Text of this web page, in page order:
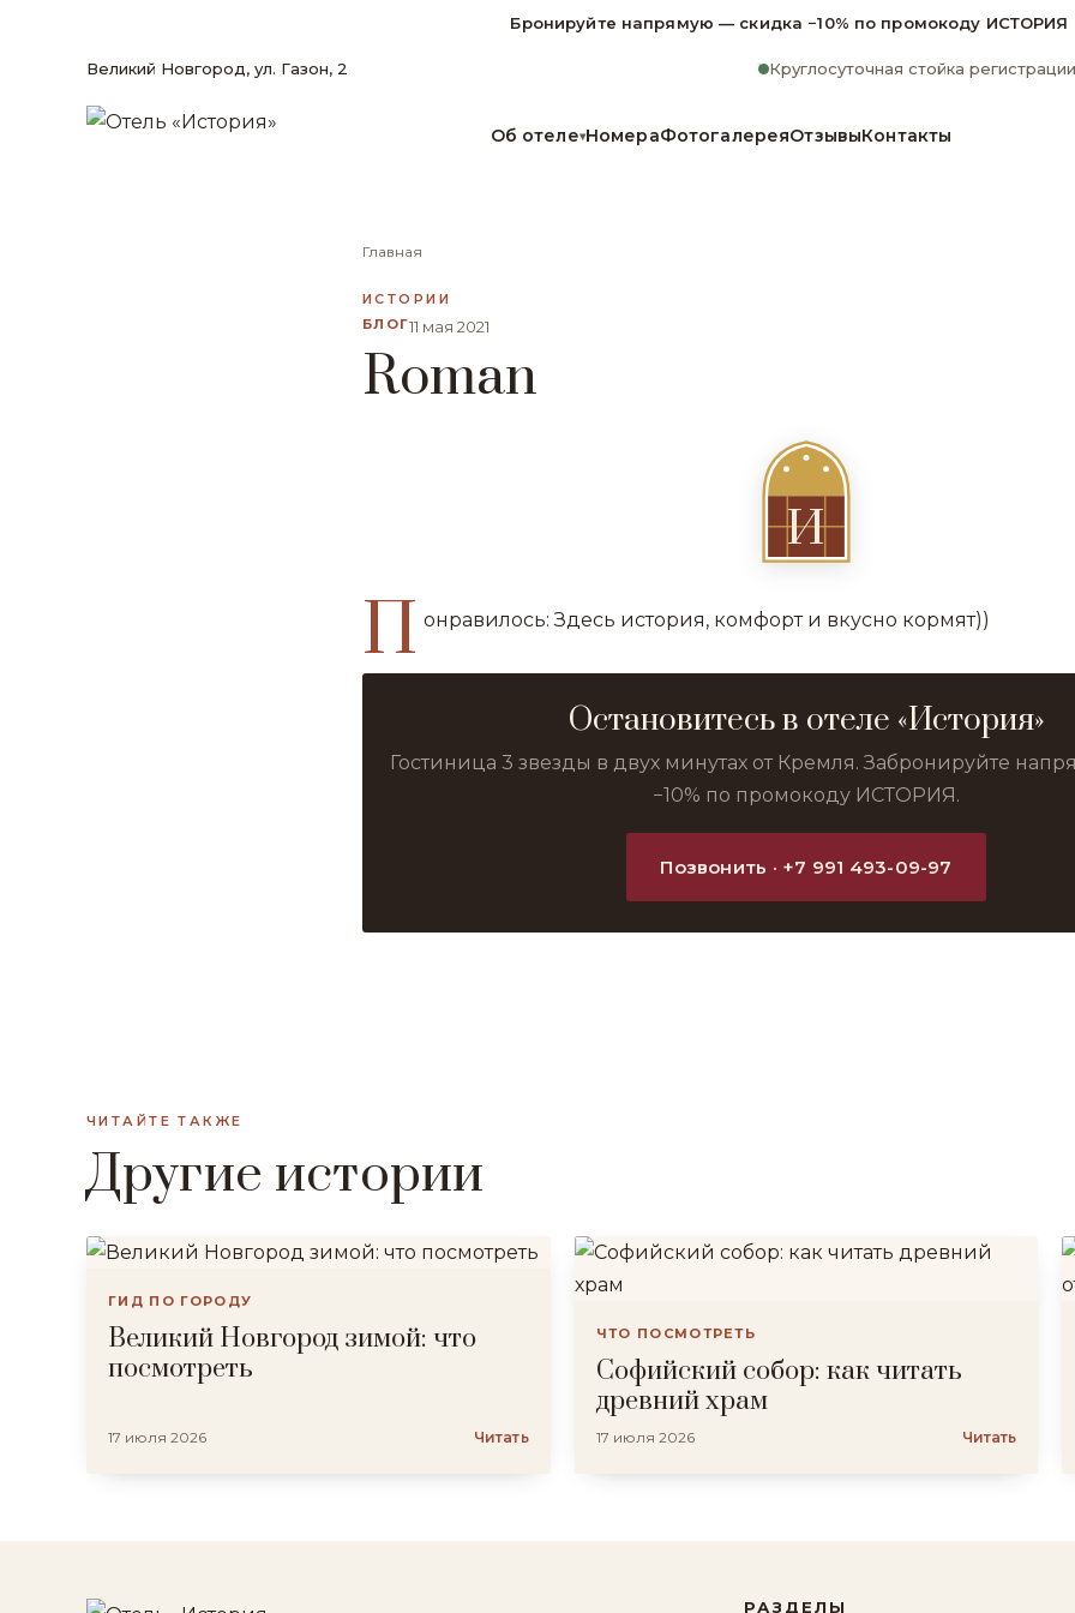
Бронируйте напрямую — скидка −10% по промокоду ИСТОРИЯ
Великий Новгород, ул. Газон, 2 Круглосуточная стойка регистрации
Об отеле▾НомераФотогалереяОтзывыКонтакты
Главная
ИСТОРИИ
БЛОГ11 мая 2021
Roman
И
П онравилось: Здесь история, комфорт и вкусно кормят))
Остановитесь в отеле «История»
Гостиница 3 звезды в двух минутах от Кремля. Забронируйте
−10% по промокоду ИСТОРИЯ.
Позвонить · +7 991 493-09-97
ЧИТАЙТЕ ТАКЖЕ
Другие истории
ГИД ПО ГОРОДУ
Великий Новгород зимой: что
посмотреть
17 июля 2026 Читать
ЧТО ПОСМОТРЕТЬ
Софийский собор: как читать
древний храм
17 июля 2026 Читать
РАЗДЕЛЫ